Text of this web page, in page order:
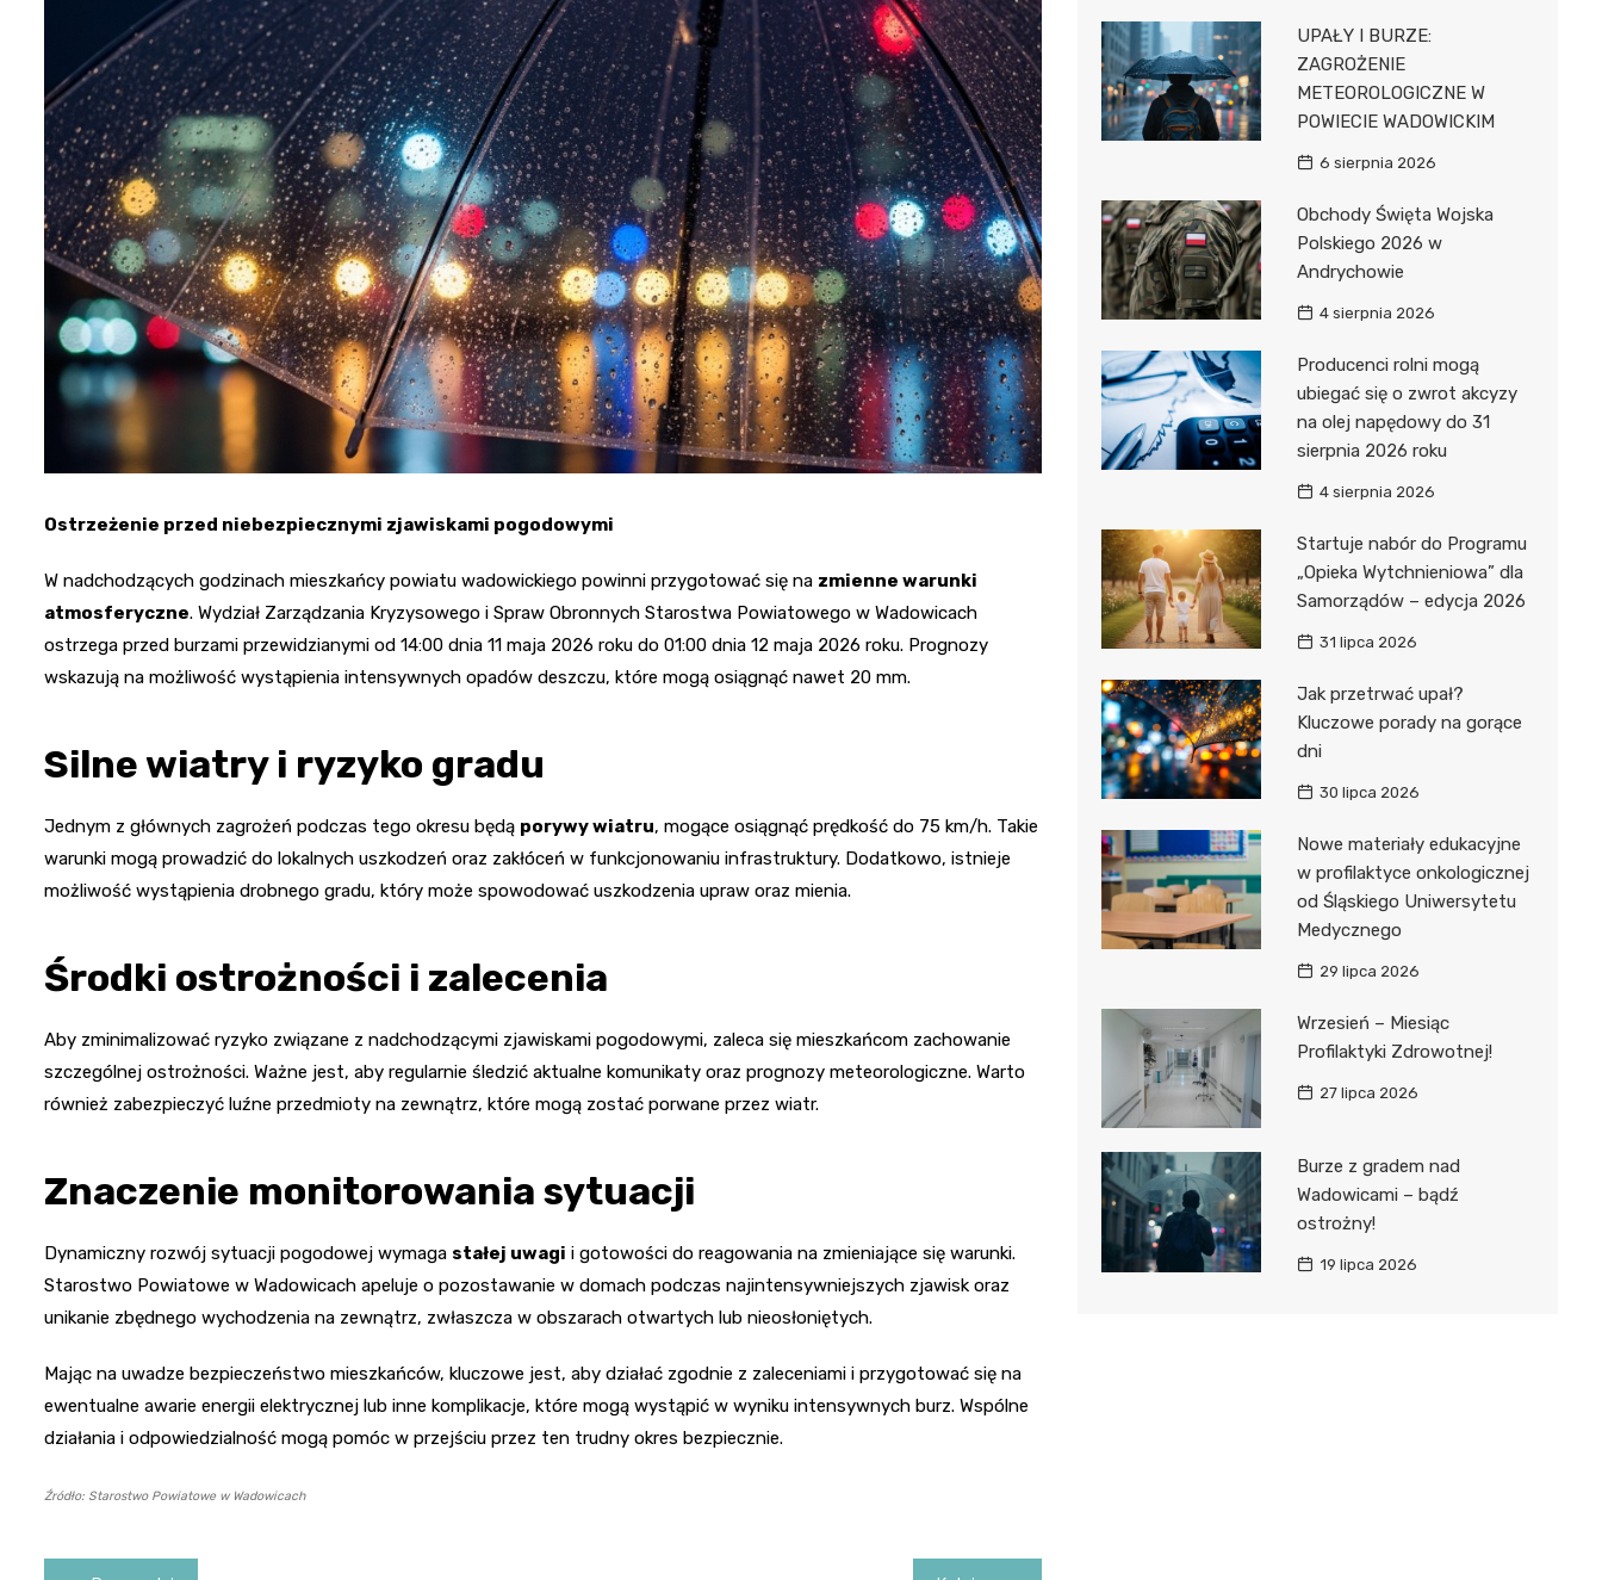
Pozostałe
Zwierzęta
Sklepy specjalistyczne
Sieci handlowe
Usługi
Ostrzeżenie przed niebezpiecznymi zjawiskami pogodowymi
W nadchodzących godzinach mieszkańcy powiatu wadowickiego powinni przygotować się na zmienne warunki
atmosferyczne. Wydział Zarządzania Kryzysowego i Spraw Obronnych Starostwa Powiatowego w Wadowicach
ostrzega przed burzami przewidzianymi od 14:00 dnia 11 maja 2026 roku do 01:00 dnia 12 maja 2026 roku. Prognozy
wskazują na możliwość wystąpienia intensywnych opadów deszczu, które mogą osiągnąć nawet 20 mm.
Silne wiatry i ryzyko gradu
Jednym z głównych zagrożeń podczas tego okresu będą porywy wiatru, mogące osiągnąć prędkość do 75 km/h. Takie
warunki mogą prowadzić do lokalnych uszkodzeń oraz zakłóceń w funkcjonowaniu infrastruktury. Dodatkowo, istnieje
możliwość wystąpienia drobnego gradu, który może spowodować uszkodzenia upraw oraz mienia.
Środki ostrożności i zalecenia
Aby zminimalizować ryzyko związane z nadchodzącymi zjawiskami pogodowymi, zaleca się mieszkańcom zachowanie
szczególnej ostrożności. Ważne jest, aby regularnie śledzić aktualne komunikaty oraz prognozy meteorologiczne. Warto
również zabezpieczyć luźne przedmioty na zewnątrz, które mogą zostać porwane przez wiatr.
Znaczenie monitorowania sytuacji
Dynamiczny rozwój sytuacji pogodowej wymaga stałej uwagi i gotowości do reagowania na zmieniające się warunki.
Starostwo Powiatowe w Wadowicach apeluje o pozostawanie w domach podczas najintensywniejszych zjawisk oraz
unikanie zbędnego wychodzenia na zewnątrz, zwłaszcza w obszarach otwartych lub nieosłoniętych.
Mając na uwadze bezpieczeństwo mieszkańców, kluczowe jest, aby działać zgodnie z zaleceniami i przygotować się na
ewentualne awarie energii elektrycznej lub inne komplikacje, które mogą wystąpić w wyniku intensywnych burz. Wspólne
działania i odpowiedzialność mogą pomóc w przejściu przez ten trudny okres bezpiecznie.
Źródło: Starostwo Powiatowe w Wadowicach
UPAŁY I BURZE:
ZAGROŻENIE
METEOROLOGICZNE W
POWIECIE WADOWICKIM
6 sierpnia 2026
Obchody Święta Wojska
Polskiego 2026 w
Andrychowie
4 sierpnia 2026
Producenci rolni mogą
ubiegać się o zwrot akcyzy
na olej napędowy do 31
sierpnia 2026 roku
4 sierpnia 2026
Startuje nabór do Programu
„Opieka Wytchnieniowa” dla
Samorządów – edycja 2026
31 lipca 2026
Jak przetrwać upał?
Kluczowe porady na gorące
dni
30 lipca 2026
Nowe materiały edukacyjne
w profilaktyce onkologicznej
od Śląskiego Uniwersytetu
Medycznego
29 lipca 2026
Wrzesień – Miesiąc
Profilaktyki Zdrowotnej!
27 lipca 2026
Burze z gradem nad
Wadowicami – bądź
ostrożny!
19 lipca 2026